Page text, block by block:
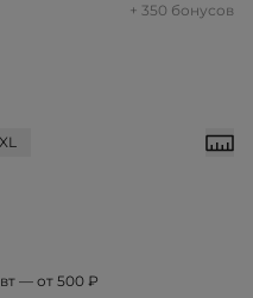
+ 350 бонусов
XL
вт — от 500 ₽